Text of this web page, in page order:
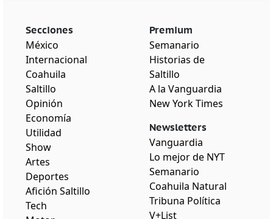
Secciones
México
Internacional
Coahuila
Saltillo
Opinión
Economía
Utilidad
Show
Artes
Deportes
Afición Saltillo
Tech
Premium
Semanario
Historias de
Saltillo
A la Vanguardia
New York Times
Newsletters
Vanguardia
Lo mejor de NYT
Semanario
Coahuila Natural
Tribuna Política
V+List